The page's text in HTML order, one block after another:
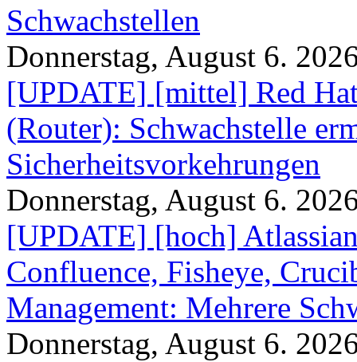
Schwachstellen
Donnerstag, August 6.
[UPDATE] [mittel] Red
(Router): Schwachstelle
Sicherheitsvorkehrungen
Donnerstag, August 6.
[UPDATE] [hoch]
Confluence, Fisheye,
Management: Mehrere
Donnerstag, August 6.